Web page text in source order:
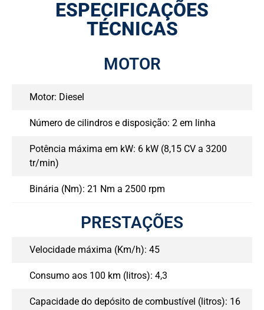
ESPECIFICAÇÕES
TÉCNICAS
MOTOR
Motor: Diesel
Número de cilindros e disposição: 2 em linha
Potência máxima em kW: 6 kW (8,15 CV a 3200
tr/min)
Binária (Nm): 21 Nm a 2500 rpm
PRESTAÇÕES
Velocidade máxima (Km/h): 45
Consumo aos 100 km (litros): 4,3
Capacidade do depósito de combustível (litros): 16